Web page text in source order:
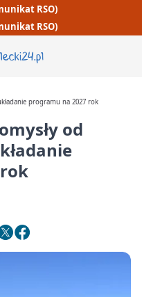
RSO)
RSO)
programu na 2027 rok
od